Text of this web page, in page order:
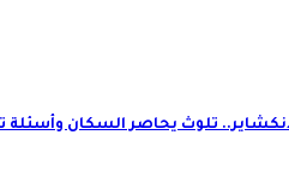
لانكشاير.. تلوث يحاصر السكان وأسئلة